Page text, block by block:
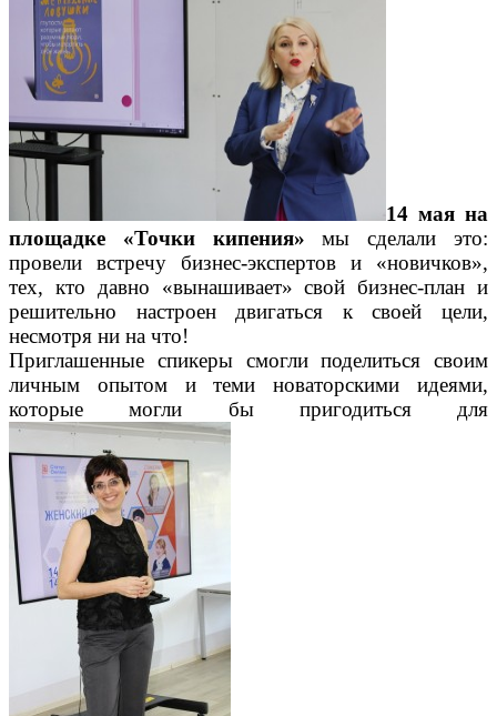
14 мая на
площадке «Точки кипения» мы сделали это:
провели встречу бизнес-экспертов и «новичков»,
тех, кто давно «вынашивает» свой бизнес-план и
решительно настроен двигаться к своей цели,
несмотря ни на что!
Приглашенные спикеры смогли поделиться своим
личным опытом и теми новаторскими идеями,
которые могли бы пригодиться для